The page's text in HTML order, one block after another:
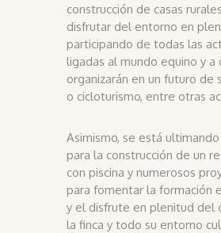
construcción de casas
disfrutar del entorno en
participando de todas las
ligadas al mundo equino y a
organizarán en un futuro de
o cicloturismo, entre otras
Asimismo, se está
para la construcción de un
con piscina y numerosos
para fomentar la formación
y el disfrute en plenitud del
la finca y todo su entorno